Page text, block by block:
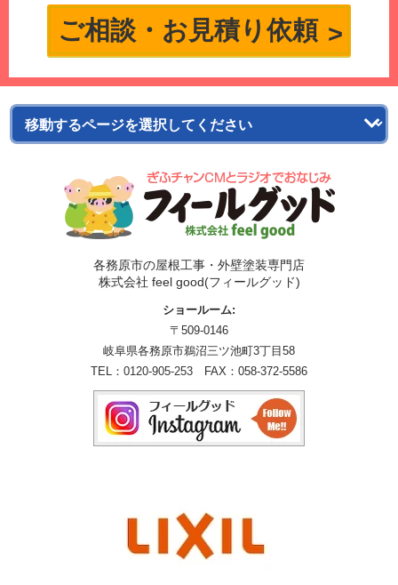
ご相談・お見積り依頼
各務原市の屋根工事・外壁塗装専門店
株式会社 feel good(フィールグッド)
ショールーム:
〒509-0146
岐阜県各務原市鵜沼三ツ池町3丁目58
TEL： 0120-905-253 FAX：058-372-5586